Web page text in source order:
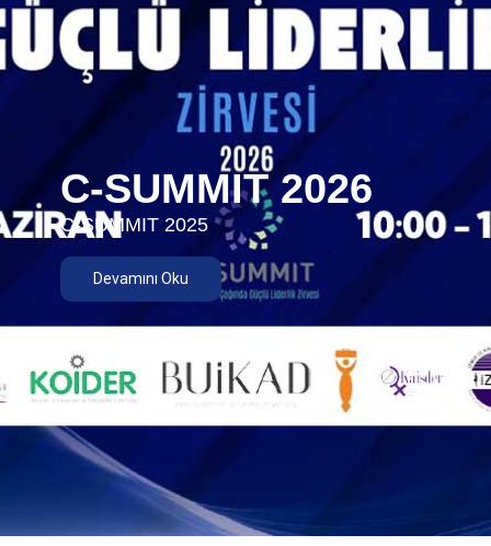
C-SUMMIT 2026
C-SUMMIT 2025
Devamını Oku